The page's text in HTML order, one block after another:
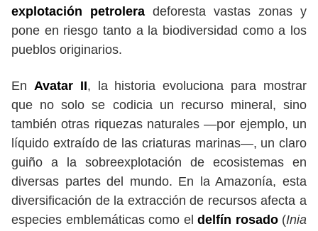
explotación petrolera deforesta vastas zonas y
pone en riesgo tanto a la biodiversidad como a los
pueblos originarios.
En Avatar II, la historia evoluciona para mostrar
que no solo se codicia un recurso mineral, sino
también otras riquezas naturales —por ejemplo, un
líquido extraído de las criaturas marinas—, un claro
guiño a la sobreexplotación de ecosistemas en
diversas partes del mundo. En la Amazonía, esta
diversificación de la extracción de recursos afecta a
especies emblemáticas como el delfín rosado(Inia